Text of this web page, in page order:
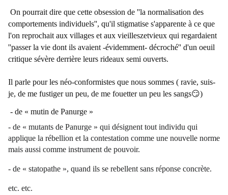
On pourrait dire que cette obsession de ''la normalisation des
comportements individuels'', qu'il stigmatise s'apparente à ce que
l'on reprochait aux villages et aux vieilleszetvieux qui regardaient
''passer la vie dont ils avaient -évidemment- décroché'' d'un oeuil
critique sévère derrière leurs rideaux semi ouverts.
Il parle pour les néo-conformistes que nous sommes ( ravie, suis-
je, de me fustiger un peu, de me fouetter un peu les sangs😏)
- de « mutin de Panurge »
- de « mutants de Panurge » qui désignent tout individu qui
applique la rébellion et la contestation comme une nouvelle norme
mais aussi comme instrument de pouvoir.
- de « statopathe », quand ils se rebellent sans réponse concrète.
etc. etc.